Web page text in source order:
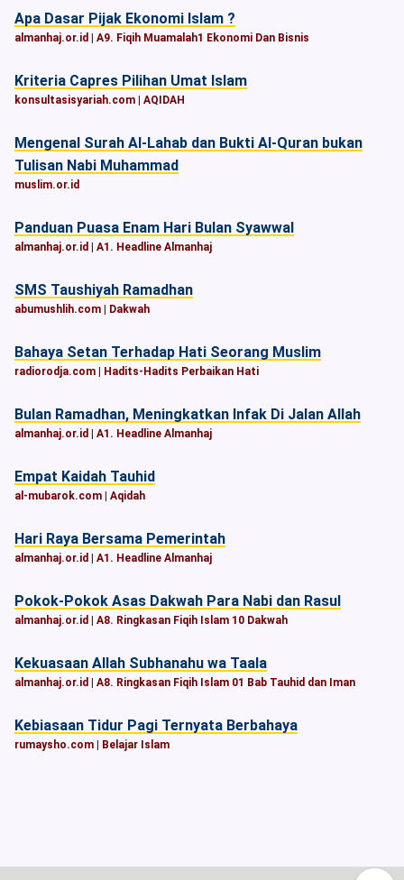
Apa Dasar Pijak Ekonomi Islam ?
almanhaj.or.id A9. Fiqih Muamalah1 Ekonomi Dan Bisnis
Kriteria Capres Pilihan Umat Islam
konsultasisyariah.com AQIDAH
Mengenal Surah Al-Lahab dan Bukti Al-Quran bukan
Tulisan Nabi Muhammad
muslim.or.id
Panduan Puasa Enam Hari Bulan Syawwal
almanhaj.or.id A1. Headline Almanhaj
SMS Taushiyah Ramadhan
abumushlih.com Dakwah
Bahaya Setan Terhadap Hati Seorang Muslim
radiorodja.com Hadits-Hadits Perbaikan Hati
Bulan Ramadhan, Meningkatkan Infak Di Jalan Allah
almanhaj.or.id A1. Headline Almanhaj
Empat Kaidah Tauhid
al-mubarok.com Aqidah
Hari Raya Bersama Pemerintah
almanhaj.or.id A1. Headline Almanhaj
Pokok-Pokok Asas Dakwah Para Nabi dan Rasul
almanhaj.or.id A8. Ringkasan Fiqih Islam 10 Dakwah
Kekuasaan Allah Subhanahu wa Taala
almanhaj.or.id A8. Ringkasan Fiqih Islam 01 Bab Tauhid dan Iman
Kebiasaan Tidur Pagi Ternyata Berbahaya
rumaysho.com Belajar Islam